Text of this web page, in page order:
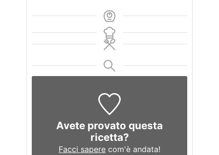
Avete provato questa
ricetta?
Facci sapere com'è andata!